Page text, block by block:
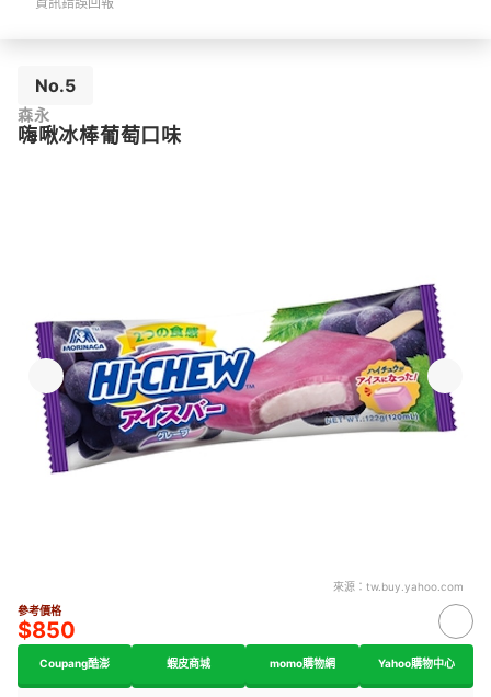
No.5
森永
嗨啾冰棒葡萄口味
來源： tw.buy.yahoo.com
參考價格
$850
Coupang酷澎 蝦皮商城 momo購物網 Yahoo購物中心